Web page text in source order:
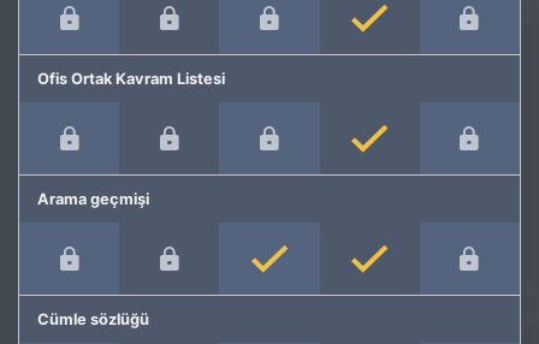
Ofis Ortak Kavram Listesi
Arama geçmişi
Cümle sözlüğü